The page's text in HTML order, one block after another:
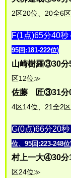
2区20位、20全6
F(1点)65分40
95回:181-222位)
山崎樹羅③30分
区12位≫
佐藤 匠③31分
4区14位、21全2
G(0点)66分20
位、95回:223-248位
村上一大④30分
区24位≫